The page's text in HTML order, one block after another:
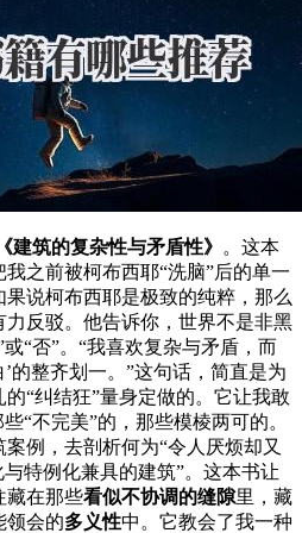
《建筑的复杂性与矛盾性》 。这本
之前被柯布西耶“洗脑”后的单一
果说柯布西耶是极致的纯粹，那么
反驳。他告诉你，世界不是非黑
“否”。“我喜欢复杂与矛盾，而
’的整齐划一。”这句话，简直是为
“纠结狂”量身定做的。它让我敢
“不完美”的，那些模棱两可的。
例，去剖析何为“令人厌烦却又
特例化兼具的建筑”。这本书让
藏在那些看似不协调的缝隙里，藏
领会的多义性中。它教会了我一种